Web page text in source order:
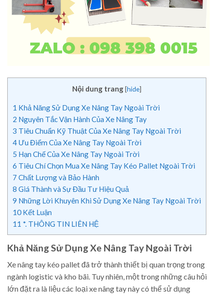
Nội dung trang[hide]
1 Khả Năng Sử Dụng Xe Nâng Tay Ngoài Trời
2 Nguyên Tắc Vận Hành Của Xe Nâng Tay
3 Tiêu Chuẩn Kỹ Thuật Của Xe Nâng Tay Ngoài Trời
4 Ưu Điểm Của Xe Nâng Tay Ngoài Trời
5 Hạn Chế Của Xe Nâng Tay Ngoài Trời
6 Tiêu Chí Chọn Mua Xe Nâng Tay Kéo Pallet Ngoài Trời
7 Chất Lượng và Bảo Hành
8 Giá Thành và Sự Đầu Tư Hiệu Quả
9 Những Lời Khuyên Khi Sử Dụng Xe Nâng Tay Ngoài Trời
10 Kết Luận
11 *. THÔNG TIN LIÊN HỆ
Khả Năng Sử Dụng Xe Nâng Tay Ngoài Trời
Xe nâng tay kéo pallet đã trở thành thiết bị quan trọng trong
ngành logistic và kho bãi. Tuy nhiên, một trong những câu hỏi
lớn đặt ra là liệu các loại xe nâng tay này có thể sử dụng